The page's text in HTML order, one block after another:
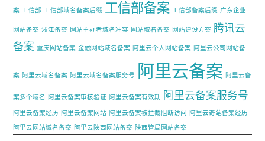
案 工信部 工信部域名备案后缀 工信部备案 工信部备案后缀 广东企业
网站备案 浙江备案 网站主办者域名冲突 网站域名备案 网站建设方案 腾讯云
备案 重庆网站备案 金融网站域名备案 阿里云个人网站备案 阿里云公司网站备
案 阿里云域名备案 阿里云域名备案服务号 阿里云备案 阿里云备
案多个域名 阿里云备案审核验证 阿里云备案有效期 阿里云备案服务号
阿里云备案经历 阿里云备案网站 阿里云备案被拦截阻断访问 阿里云奇葩备案经历
阿里云网站域名备案 阿里云陕西网站备案 陕西管局网站备案